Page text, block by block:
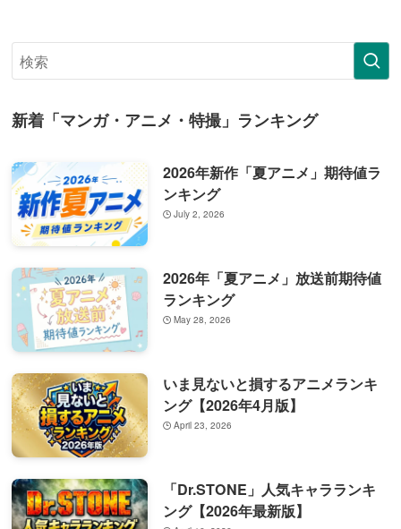
新着「マンガ・アニメ・特撮」ランキング
2026年新作「夏アニメ」期待値ラ
ンキング
July 2, 2026
2026年「夏アニメ」放送前期待値
ランキング
May 28, 2026
いま見ないと損するアニメランキ
ング【2026年4月版】
April 23, 2026
「Dr.STONE」人気キャラランキ
ング【2026年最新版】